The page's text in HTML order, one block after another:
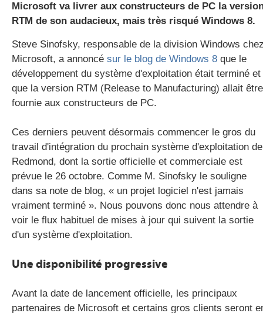
gratuite
Microsoft va livrer aux constructeurs de PC la
RTM de son audacieux, mais très risqué Windows 8.
Steve Sinofsky, responsable de la division Windows
Microsoft, a annoncé sur le blog de Windows 8 que le
développement du système d'exploitation était terminé et
que la version RTM (Release to Manufacturing) allait être
fournie aux constructeurs de PC.
Ces derniers peuvent désormais commencer le gros du
travail d'intégration du prochain système d'exploitation de
Redmond, dont la sortie officielle et commerciale est
prévue le 26 octobre. Comme M. Sinofsky le souligne
dans sa note de blog, « un projet logiciel n'est jamais
vraiment terminé ». Nous pouvons donc nous attendre à
voir le flux habituel de mises à jour qui suivent la sortie
d'un système d'exploitation.
Une disponibilité progressive
Avant la date de lancement officielle, les principaux
partenaires de Microsoft et certains gros clients seront